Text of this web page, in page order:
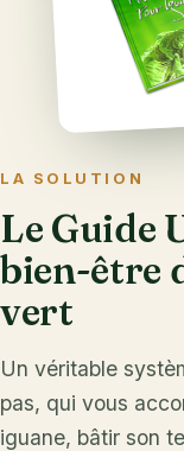
LA SOLUTION
Le Guide
bien-être
vert
Un véritable
pas, qui vous
iguane, bâtir son